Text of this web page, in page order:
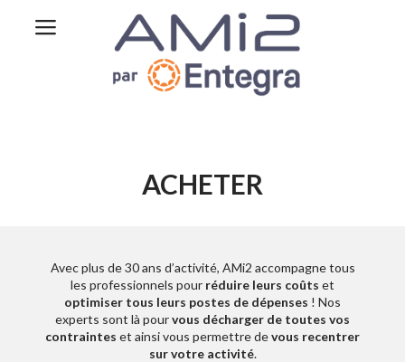
ACHETER
Avec plus de 30 ans d’activité, AMi2 accompagne tous
les professionnels pour réduire leurs coûts et
optimiser tous leurs postes de dépenses ! Nos
experts sont là pourvous décharger de toutes vos
contraintes et ainsi vous permettre devous recentrer
sur votre activité.